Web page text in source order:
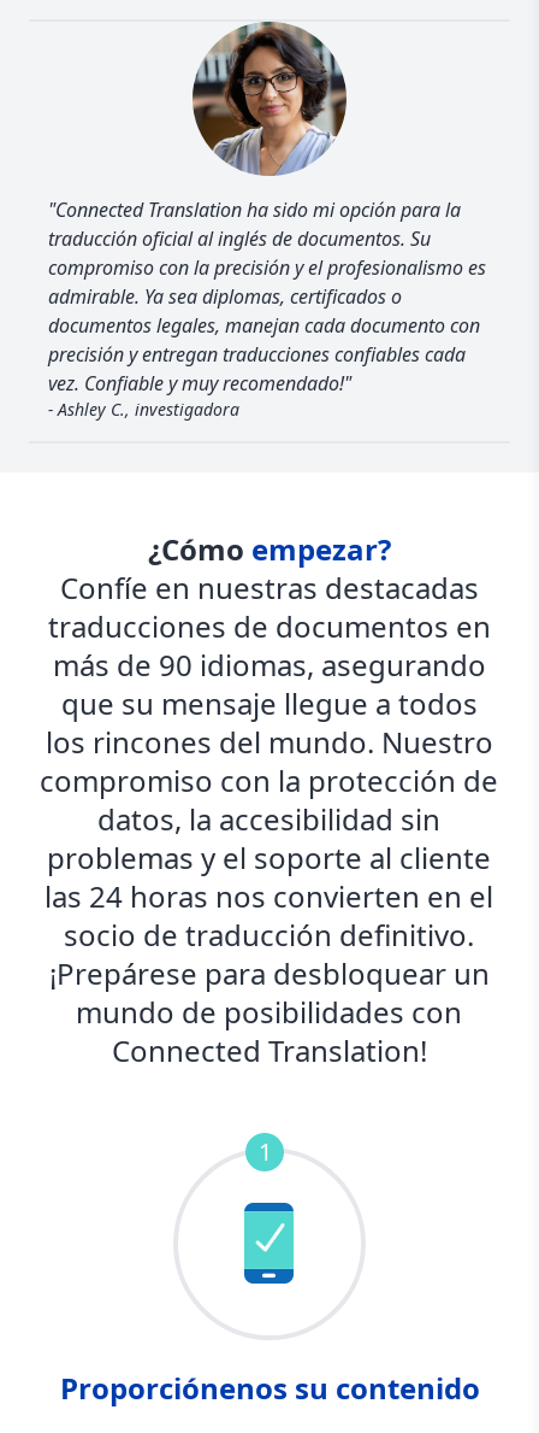
"Connected Translation ha sido mi opción para la
traducción oficial al inglés de documentos. Su
compromiso con la precisión y el profesionalismo es
admirable. Ya sea diplomas, certificados o
documentos legales, manejan cada documento con
precisión y entregan traducciones confiables cada
vez. Confiable y muy recomendado!"
- Ashley C., investigadora
¿Cómo empezar?
Confíe en nuestras destacadas
traducciones de documentos en
más de 90 idiomas, asegurando
que su mensaje llegue a todos
los rincones del mundo. Nuestro
compromiso con la protección de
datos, la accesibilidad sin
problemas y el soporte al cliente
las 24 horas nos convierten en el
socio de traducción definitivo.
¡Prepárese para desbloquear un
mundo de posibilidades con
Connected Translation!
1
Proporciónenos su contenido